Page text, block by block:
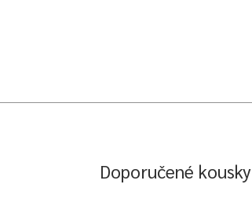
Doporučené kousky